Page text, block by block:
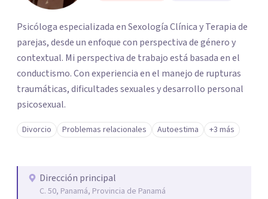
Psicóloga especializada en Sexología Clínica y Terapia de
parejas, desde un enfoque con perspectiva de género y
contextual. Mi perspectiva de trabajo está basada en el
conductismo. Con experiencia en el manejo de rupturas
traumáticas, dificultades sexuales y desarrollo personal
psicosexual.
Divorcio Problemas relacionales Autoestima +3 más
Dirección principal
C. 50, Panamá, Provincia de Panamá